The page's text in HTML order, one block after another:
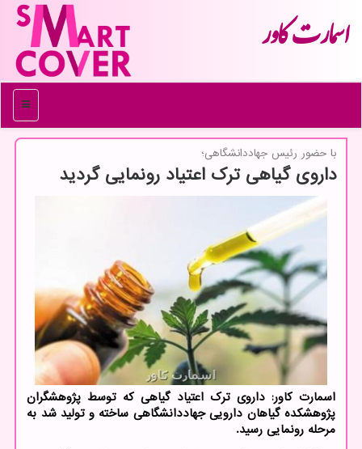
اسمارت كاور
منو
با حضور رئیس جهاددانشگاهی؛
داروی گیاهی ترك اعتیاد رونمایی گردید
اسمارت كاور: داروی ترك اعتیاد گیاهی كه توسط پژوهشگران
پژوهشكده گیاهان دارویی جهاددانشگاهی ساخته و تولید شد به
مرحله رونمایی رسید.